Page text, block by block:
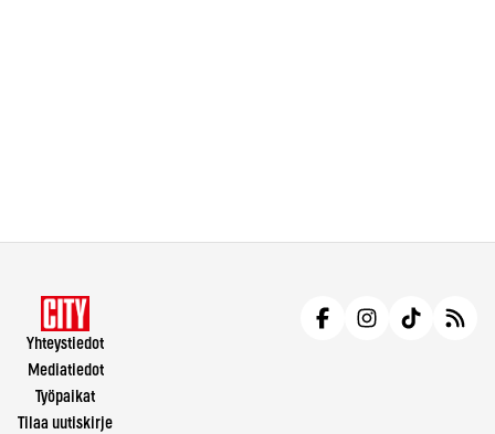
Yhteystiedot
Mediatiedot
Työpaikat
Tilaa uutiskirje